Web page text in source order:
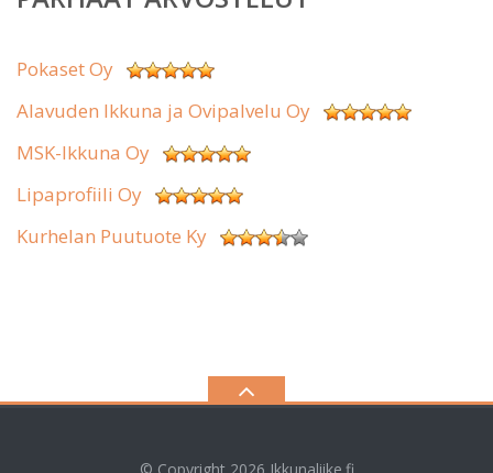
Pokaset Oy
Alavuden Ikkuna ja Ovipalvelu Oy
MSK-Ikkuna Oy
Lipaprofiili Oy
Kurhelan Puutuote Ky